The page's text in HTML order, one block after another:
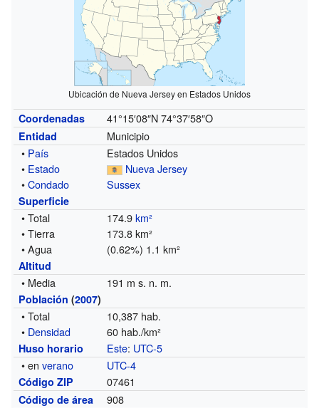
Ubicación de Nueva Jersey en Estados Unidos
Coordenadas 41°15′08″N 74°37′58″O
Entidad
Municipio
• País
Estados Unidos
• Estado
Nueva Jersey
•Condado Sussex
Superficie
• Total 174.9km²
• Tierra
173.8 km²
• Agua
(0.62%) 1.1 km²
Altitud
• Media 191 m s. n. m.
Población (2007)
• Total
10,387 hab.
• Densidad 60 hab./km²
Huso horario Este: UTC-5
• enverano UTC-4
Código ZIP 07461
Código de área
908